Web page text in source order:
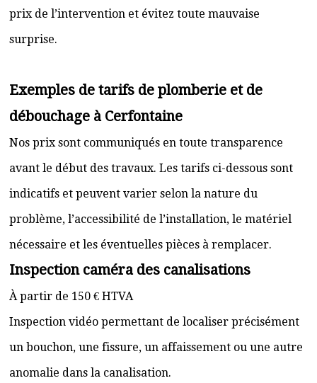
prix de l’intervention et évitez toute mauvaise
surprise.
Exemples de tarifs de plomberie et de
débouchage à Cerfontaine
Nos prix sont communiqués en toute transparence
avant le début des travaux. Les tarifs ci-dessous sont
indicatifs et peuvent varier selon la nature du
problème, l’accessibilité de l’installation, le matériel
nécessaire et les éventuelles pièces à remplacer.
Inspection caméra des canalisations
À partir de 150 € HTVA
Inspection vidéo permettant de localiser précisément
un bouchon, une fissure, un affaissement ou une autre
anomalie dans la canalisation.